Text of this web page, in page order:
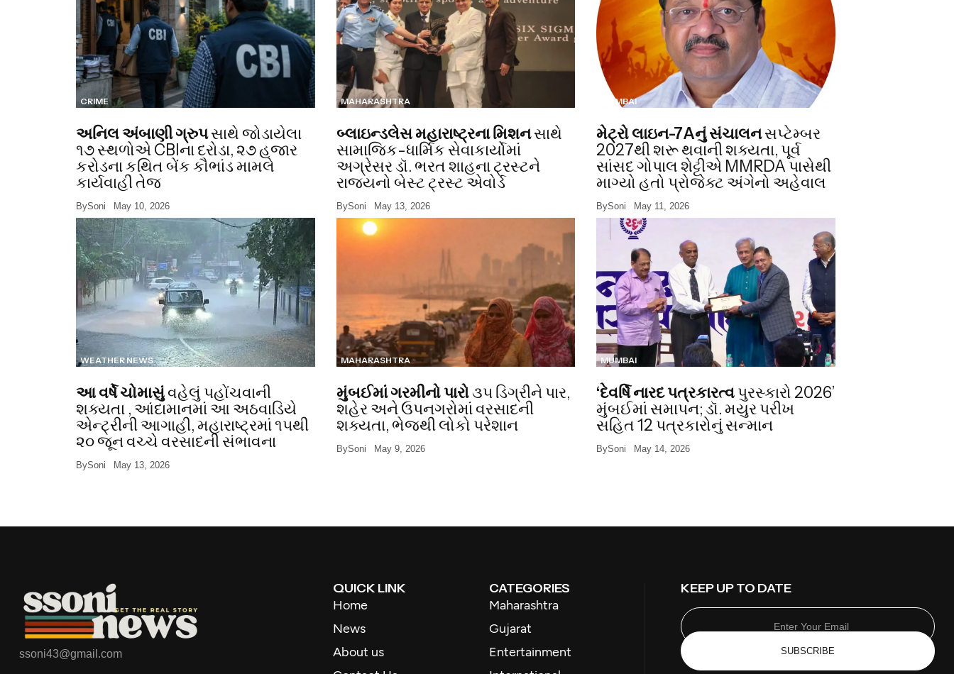
CRIME
અનિલ અંબાણી ગ્રુપસાથે જોડાયેલા
૧૭ સ્થળોએ CBIના દરોડા, ૨૭ હજાર
કરોડના કથિત બેંક કૌભાંડ મામલે
કાર્યવાહી તેજ
BySoni May 10, 2026
MAHARASHTRA
બ્લાઇન્ડલેસ મહારાષ્ટ્રના મિશનસાથે
સામાજિક-ધાર્મિક સેવાકાર્યોમાં
અગ્રેસર ડૉ. ભરત શાહના ટ્રસ્ટને
રાજ્યનો બેસ્ટ ટ્રસ્ટ એવોર્ડ
BySoni May 13, 2026
MUMBAI
મેટ્રો લાઇન-7Aનું સંચાલનસપ્ટેમ્બર
2027થી શરૂ થવાની શક્યતા, પૂર્વ
સાંસદ ગોપાલ શેટ્ટીએ MMRDA પાસેથી
માગ્યો હતો પ્રોજેક્ટ અંગેનો અહેવાલ
BySoni May 11, 2026
WEATHER NEWS
આ વર્ષે ચોમાસુંવહેલું પહોંચવાની
શક્યતા , આંદામાનમાં આ અઠવાડિયે
એન્ટ્રીની આગાહી, મહારાષ્ટ્રમાં ૧૫થી
૨૦ જૂન વચ્ચે વરસાદની સંભાવના
BySoni May 13, 2026
MAHARASHTRA
મુંબઈમાં ગરમીનો પારો૩૫ ડિગ્રીને પાર,
શહેર અને ઉપનગરોમાં વરસાદની
શક્યતા, ભેજથી લોકો પરેશાન
BySoni May 9, 2026
MUMBAI
‘દેવર્ષિ નારદ પત્રકારત્વપુરસ્કારો 2026’
મુંબઈમાં સમાપન; ડૉ. મયુર પરીખ
સહિત 12 પત્રકારોનું સન્માન
BySoni May 14, 2026
ssoni43@gmail.com
QUICK LINK
Home
News
About us
CATEGORIES
Maharashtra
Gujarat
Entertainment
KEEP UP TO DATE
SUBSCRIBE